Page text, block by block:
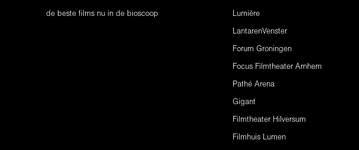
de beste films nu in de bioscoop Lumière
LantarenVenster
Forum Groningen
Focus Filmtheater Arnhem
Pathé Arena
Gigant
Filmtheater Hilversum
Filmhuis Lumen